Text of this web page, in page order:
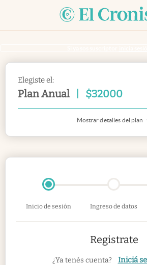
Elegiste el:
Plan Anual $32000
Mostrar detalles del plan
Inicio de sesión Ingreso de datos
Registrate
¿Ya tenés cuenta? Iniciá